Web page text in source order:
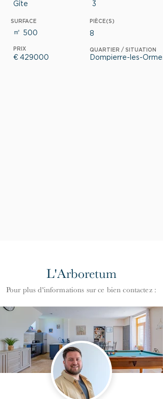
Gîte 3
SURFACE
㎡ 500
PIÈCE(S)
8
PRIX QUARTIER / SITUATION
€ 429000 Dompierre-les-Ormes
L'Arboretum
Pour plus d'informations sur ce bien contactez :